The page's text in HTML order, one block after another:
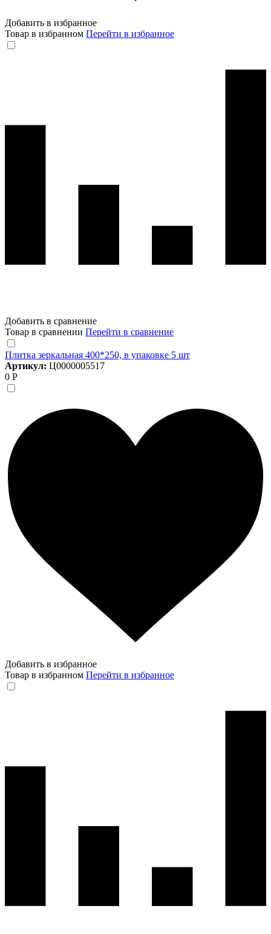
Добавить в избранное
Товар в избранном Перейти в избранное
Добавить в сравнение
Товар в сравнении Перейти в сравнение
Плитка зеркальная 400*250, в упаковке 5 шт
Артикул: Ц0000005517
0 Р
Добавить в избранное
Товар в избранном Перейти в избранное